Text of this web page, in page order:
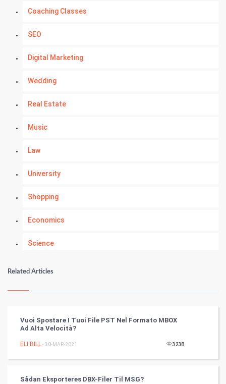
Coaching Classes
SEO
Digital Marketing
Wedding
Real Estate
Music
Law
University
Shopping
Economics
Science
Kundli Gyan
Tantra Mantra
Related Articles
Vuoi Spostare I Tuoi File PST Nel Formato MBOX
Ad Alta Velocità?
ELI BILL- 30-MAR-2021 3238
Sådan Eksporteres DBX-Filer Til MSG?